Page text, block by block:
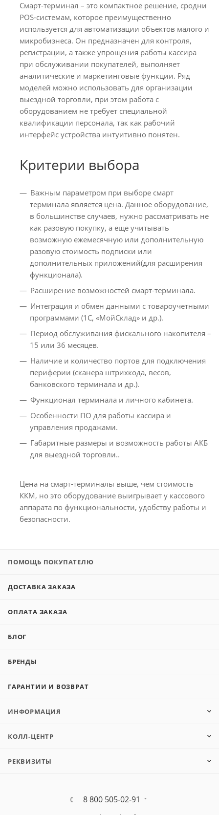
Смарт-терминал – это компактное решение, сродни
POS-системам, которое преимущественно
используется для автоматизации объектов малого и
микробизнеса. Он предназначен для контроля,
регистрации, а также упрощения работы кассира
при обслуживании покупателей, выполняет
аналитические и маркетинговые функции. Ряд
моделей можно использовать для организации
выездной торговли, при этом работа с
оборудованием не требует специальной
квалификации персонала, так как рабочий
интерфейс устройства интуитивно понятен.
Критерии выбора
Важным параметром при выборе смарт
терминала является цена. Данное оборудование,
в большинстве случаев, нужно рассматривать не
как разовую покупку, а еще учитывать
возможную ежемесячную или дополнительную
разовую стоимость подписки или
дополнительных приложений(для расширения
функционала).
Расширение возможностей смарт-терминала.
Интеграция и обмен данными с товароучетными
программами (1С, «МойСклад» и др.).
Период обслуживания фискального накопителя –
15 или 36 месяцев.
Наличие и количество портов для подключения
периферии (сканера штрихкода, весов,
банковского терминала и др.).
Функционал терминала и личного кабинета.
Особенности ПО для работы кассира и
управления продажами.
Габаритные размеры и возможность работы АКБ
для выездной торговли..
Цена на смарт-терминалы выше, чем стоимость
ККМ, но это оборудование выигрывает у кассового
аппарата по функциональности, удобству работы и
безопасности.
ПОМОЩЬ ПОКУПАТЕЛЮ
ДОСТАВКА ЗАКАЗА
ОПЛАТА ЗАКАЗА
БЛОГ
БРЕНДЫ
ГАРАНТИИ И ВОЗВРАТ
ИНФОРМАЦИЯ
КОЛЛ-ЦЕНТР
РЕКВИЗИТЫ
8 800 505-02-91